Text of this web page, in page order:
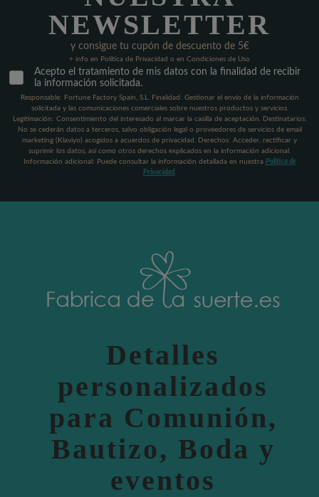
NEWSLETTER
y consigue tu cupón de descuento de 5€
+ info en Política de Privacidad o en Condiciones de Uso
Acepto el tratamiento de mis datos con la finalidad de recibir
la información solicitada.
Responsable: Fortune Factory Spain, S.L. Finalidad: Gestionar el envío de la información
solicitada y las comunicaciones comerciales sobre nuestros productos y servicios.
Legitimación: Consentimiento del interesado al marcar la casilla de aceptación. Destinatarios:
No se cederán datos a terceros, salvo obligación legal o proveedores de servicios de email
marketing (Klaviyo) acogidos a acuerdos de privacidad. Derechos: Acceder, rectificar y
suprimir los datos, así como otros derechos explicados en la información adicional.
Información adicional: Puede consultar la información detallada en nuestra Política de
Privacidad
Detalles
personalizados
para Comunión,
Bautizo, Boda y
eventos